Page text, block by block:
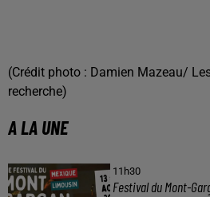
(Crédit photo : Damien Mazeau/
recherche)
A LA UNE
11h30
Festival du Mont-